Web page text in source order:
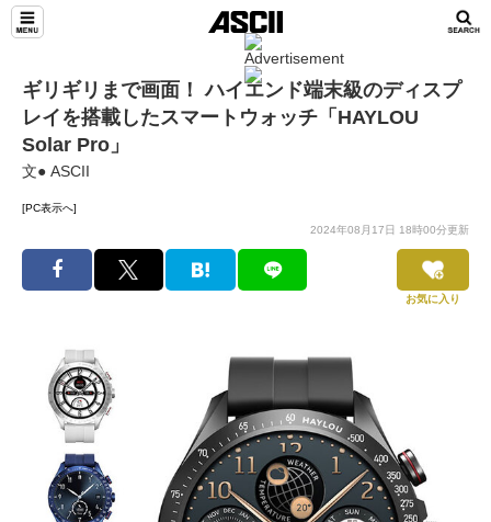
ギリギリまで画面！ ハイエンド端末級のディスプ
レイを搭載したスマートウォッチ「HAYLOU
Solar Pro」
文● ASCII
[PC表示へ]
2024年08月17日 18時00分更新
お気に入り